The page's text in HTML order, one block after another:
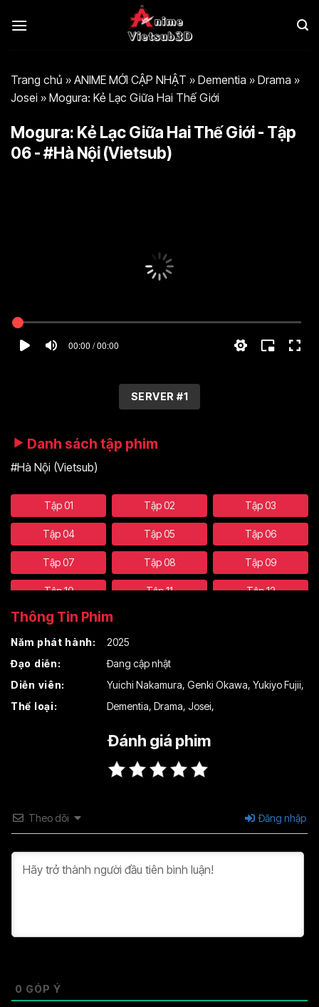
qua
Trang chủ » ANIME MỚI CẬP NHẬT » Dementia » Drama »
Josei » Mogura: Kẻ Lạc Giữa Hai Thế Giới
Mogura: Kẻ Lạc Giữa Hai Thế Giới - Tập
06 - #Hà Nội (Vietsub)
00:00 / 00:00
SERVER #1
Danh sách tập phim
#Hà Nội (Vietsub)
Tập 01 Tập 02 Tập 03
Tập 04 Tập 05 Tập 06
Tập 07 Tập 08 Tập 09
Tập 10 Tập 11 Tập 12
Thông Tin Phim
Năm phát hành:
2025
Đạo diễn:
Đang cập nhật
Diễn viên:
Yuichi Nakamura, Genki Okawa, Yukiyo Fujii,
Thể loại:
Dementia, Drama, Josei,
Đánh giá phim
Theo dõi Đăng nhập
0 GÓP Ý